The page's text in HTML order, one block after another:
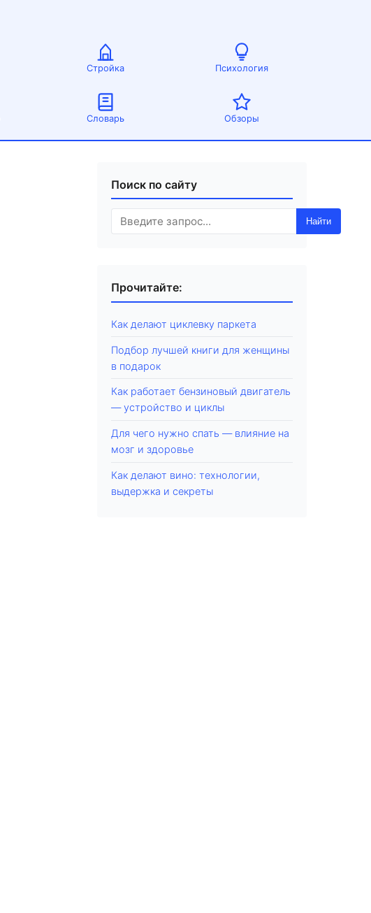
Стройка Психология
Словарь Обзоры
Поиск по сайту
Найти
Прочитайте:
Как делают циклевку паркета
Подбор лучшей книги для женщины
в подарок
Как работает бензиновый двигатель
— устройство и циклы
Для чего нужно спать — влияние на
мозг и здоровье
Как делают вино: технологии,
выдержка и секреты